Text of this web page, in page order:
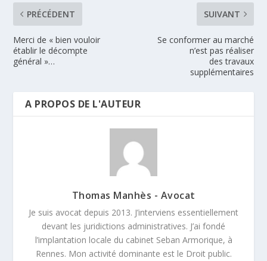
PRÉCÉDENT
Merci de « bien vouloir
établir le décompte
général »…
SUIVANT
Se conformer au marché
n’est pas réaliser
des travaux
supplémentaires
A PROPOS DE L'AUTEUR
Thomas Manhès - Avocat
Je suis avocat depuis 2013. J’interviens essentiellement
devant les juridictions administratives. J’ai fondé
l’implantation locale du cabinet Seban Armorique, à
Rennes. Mon activité dominante est le Droit public.